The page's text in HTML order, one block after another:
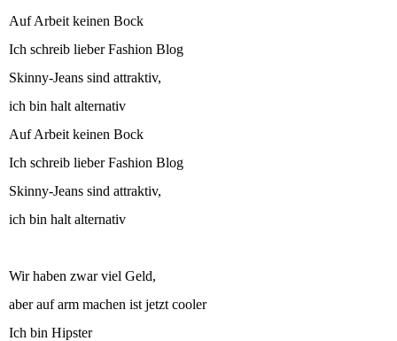
Auf Arbeit keinen Bock
Ich schreib lieber Fashion Blog
Skinny-Jeans sind attraktiv,
ich bin halt alternativ
Auf Arbeit keinen Bock
Ich schreib lieber Fashion Blog
Skinny-Jeans sind attraktiv,
ich bin halt alternativ
Wir haben zwar viel Geld,
aber auf arm machen ist jetzt cooler
Ich bin Hipster